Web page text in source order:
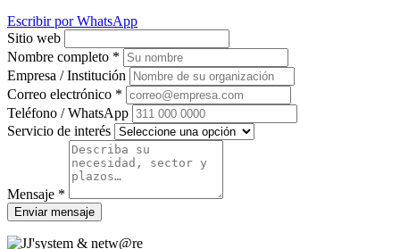
Escribir por WhatsApp
Sitio web
Nombre completo *
Empresa / Institución
Correo electrónico *
Teléfono / WhatsApp
Servicio de interés
Mensaje *
Enviar mensaje